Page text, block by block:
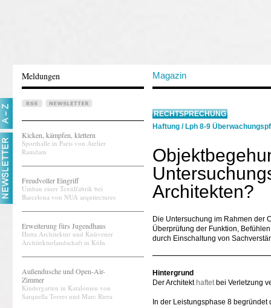
Meldungen Magazin
Kicken, kämpfen, klettern
Sporthalle in Paris von Atelier
Ramdam
Freudvoller Eingriff
Umbau einer Textilfabrik bei
Barcelona von NUA arquitectures
Erweiterung fürs Jugendhaus
Hutta Architektur und Knüvener
Architekturlandschaft in Köln
Außendusche und Open-Air-
Zimmer
Kindergarten in Katalonien von
Sarquella Torres und Marc Riera
RECHTSPRECHUNG
Haftung / Lph 8-9
Architekten?
Die Untersuchung im Rahmen der
Überprüfung der Funktion,
durch Einschaltung von
Hintergrund
Der Architekt haftetbei Verletzung
In der Leistungsphase 8